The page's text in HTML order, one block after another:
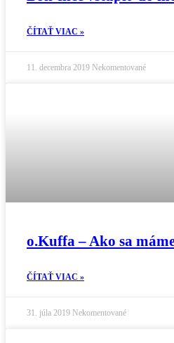
ČÍTAŤ VIAC »
11. decembra 2019 Nekomentované
o.Kuffa – Ako sa
ČÍTAŤ VIAC »
31. júla 2019 Nekomentované